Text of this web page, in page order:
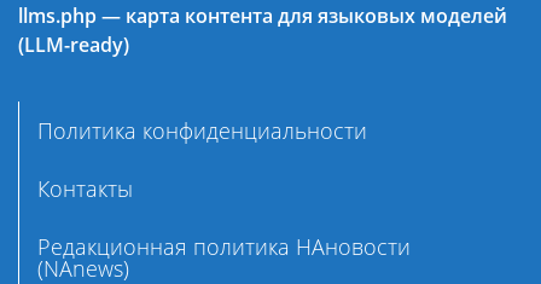
llms.php — карта контента для языковых моделей
(LLM-ready)
Политика конфиденциальности
Контакты
Редакционная политика НАновости
(NAnews)